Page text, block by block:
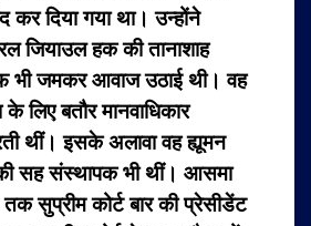
कर दिया गया था।उन्होंने
जियाउल हक की तानाशाह
भी जमकर आवाज उठाई थी। वह
लिए बतौर मानवाधिकार
थीं। इसके अलावा वह ह्यूमन
सह संस्थापक भी थीं। आसमा
सुप्रीम कोर्ट बार की प्रेसीडेंट